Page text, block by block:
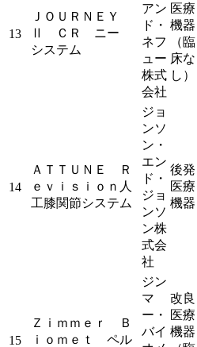
13
ＪＯＵＲＮＥＹ
Ⅱ ＣＲ ニー
システム
アン
ド・
ネフ
ュー
株式
会社
医療
機器
（臨
床な
し）
14
ＡＴＴＵＮＥ Ｒ
ｅｖｉｓｉｏｎ人
工膝関節システム
ジョ
ンソ
ン・
エン
ド・
ジョ
ンソ
ン株
式会
社
後発
医療
機器
15
Ｚｉｍｍｅｒ Ｂ
ｉｏｍｅｔ ペル
ジン
マ
ー・
バイ
改良
医療
機器